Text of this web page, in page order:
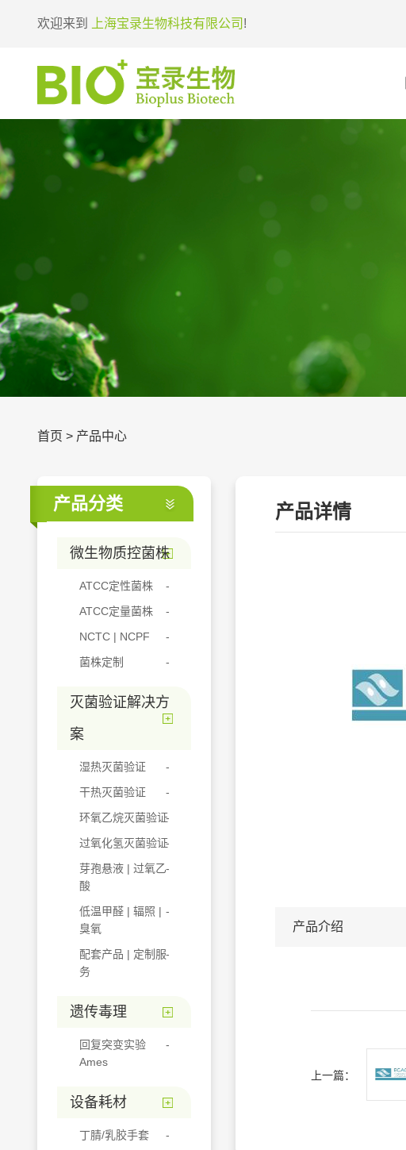
欢迎来到 上海宝录生物科技有限公司 !
首页 > 产品中心
产品分类
微生物质控菌株
ATCC定性菌株
ATCC定量菌株
NCTC | NCPF
菌株定制
灭菌验证解决方
案
湿热灭菌验证
干热灭菌验证
环氧乙烷灭菌验证
过氧化氢灭菌验证
芽孢悬液 | 过氧乙
酸
低温甲醛 | 辐照 |
臭氧
配套产品 | 定制服
务
遗传毒理
回复突变实验
Ames
设备耗材
丁腈/乳胶手套
产品详情
产品介绍
上一篇：